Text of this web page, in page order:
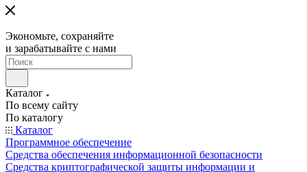
Экономьте, сохраняйте
и зарабатывайте с нами
Каталог
По всему сайту
По каталогу
Каталог
Программное обеспечение
Средства обеспечения информационной безопасности
Средства криптографической защиты информации и